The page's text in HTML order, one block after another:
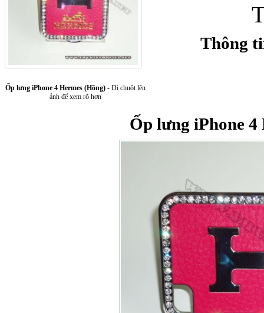
Bao da samsung
Ốp lưng iPhone 4 Hermes (Hồng) - Di chuột lên
ảnh để xem rõ hơn
Thông
Ốp lưng iPhone